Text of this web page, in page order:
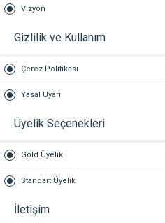
Vizyon
Gizlilik ve Kullanım
Çerez Politikası
Yasal Uyarı
Üyelik Seçenekleri
Gold Üyelik
Standart Üyelik
İletişim